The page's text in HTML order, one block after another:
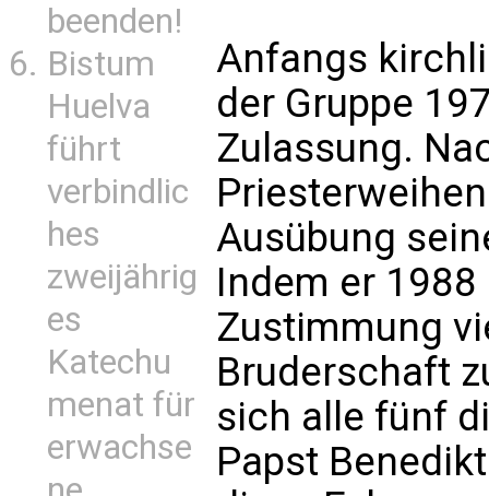
beenden!
Bistum
Huelva
führt
verbindlic
hes
zweijährig
es
Katechu
menat für
erwachse
Anfangs
der Gruppe
Zulassung.
Ausübung
Indem er
Zustimmung
Bruderschaft
sich alle fünf
Papst